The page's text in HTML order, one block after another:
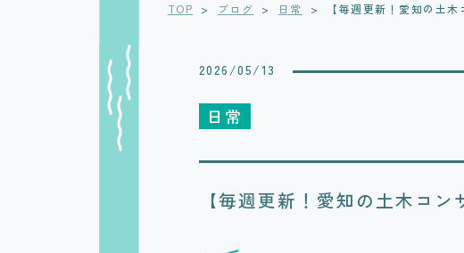
TOP > ブログ > 日常 > 【毎週更新！愛知の土
2026/05/13
日常
【毎週更新！愛知の土木コ